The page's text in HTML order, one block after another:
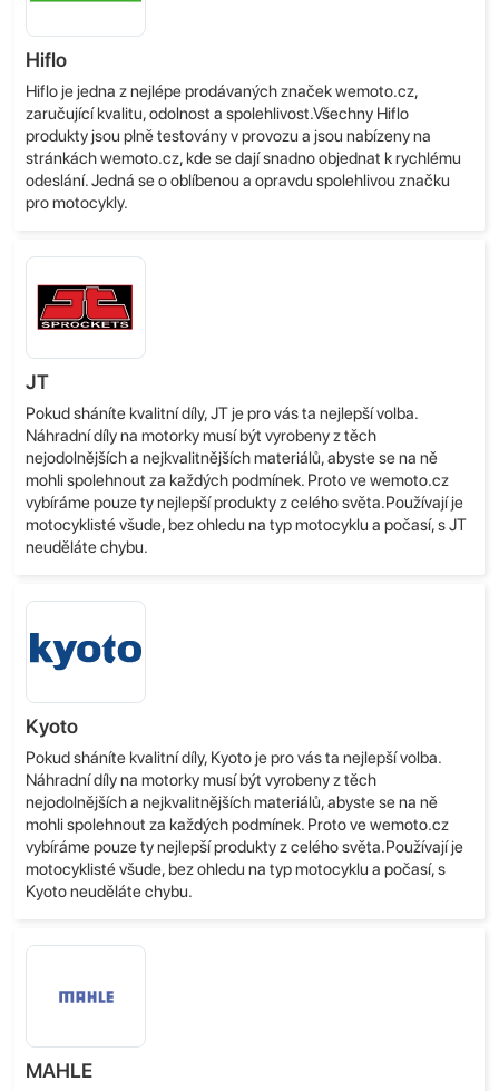
Hiflo
Hiflo je jedna z nejlépe prodávaných značek wemoto.cz,
zaručující kvalitu, odolnost a spolehlivost.Všechny Hiflo
produkty jsou plně testovány v provozu a jsou nabízeny na
stránkách wemoto.cz, kde se dají snadno objednat k rychlému
odeslání. Jedná se o oblíbenou a opravdu spolehlivou značku
pro motocykly.
JT
Pokud sháníte kvalitní díly, JT je pro vás ta nejlepší volba.
Náhradní díly na motorky musí být vyrobeny z těch
nejodolnějších a nejkvalitnějších materiálů, abyste se na ně
mohli spolehnout za každých podmínek. Proto ve wemoto.cz
vybíráme pouze ty nejlepší produkty z celého světa.Používají je
motocyklisté všude, bez ohledu na typ motocyklu a počasí, s JT
neuděláte chybu.
Kyoto
Pokud sháníte kvalitní díly, Kyoto je pro vás ta nejlepší volba.
Náhradní díly na motorky musí být vyrobeny z těch
nejodolnějších a nejkvalitnějších materiálů, abyste se na ně
mohli spolehnout za každých podmínek. Proto ve wemoto.cz
vybíráme pouze ty nejlepší produkty z celého světa.Používají je
motocyklisté všude, bez ohledu na typ motocyklu a počasí, s
Kyoto neuděláte chybu.
MAHLE